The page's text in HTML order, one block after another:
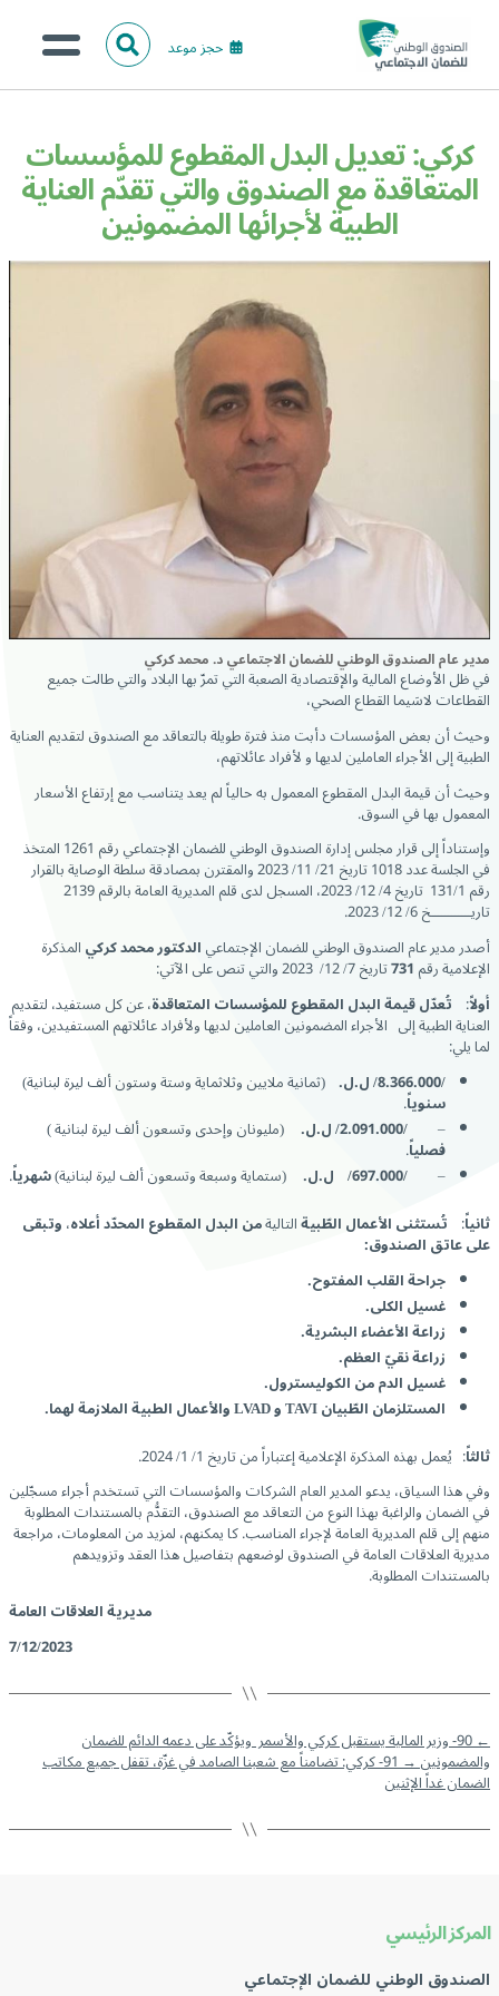
حجز موعد ا
ل
ث
الخدمات الالكترونية
المركز الإعلامي
تواصل معنا
البحث
كركي: تعديل البدل المقطوع للمؤسسات
المتعاقدة مع الصندوق والتي تقدّم العناية
الطبية لأجرائها المضمونين
مدير عام الصندوق الوطني للضمان الاجتماعي د. محمد كركي
في ظل الأوضاع المالية والإقتصادية الصعبة التي تمرّ بها البلاد والتي طالت جميع
القطاعات لاسَيما القطاع الصحي،
وحيث أن بعض المؤسسات دأبت منذ فترة طويلة بالتعاقد مع الصندوق لتقديم العناية
الطبية إلى الأجراء العاملين لديها و لأفراد عائلاتهم،
وحيث أن قيمة البدل المقطوع المعمول به حالياً لم يعد يتناسب مع إرتفاع الأسعار
المعمول بها في السوق.
وإستناداً إلى قرار مجلس إدارة الصندوق الوطني للضمان الإجتماعي رقم 1261 المتخذ
في الجلسة عدد 1018 تاريخ 21/ 11/ 2023 والمقترن بمصادقة سلطة الوصاية بالقرار
رقم 131/1 تاريخ 4/ 12/ 2023، المسجل لدى قلم المديرية العامة بالرقم 2139
تاريــــــــــــخ 6/ 12/ 2023.
أصدر مدير عام الصندوق الوطني للضمان الإجتماعيالدكتور محمد كركيالمذكرة
الإعلامية رقم731تاريخ 7/ 12/ 2023 والتي تنص على الآتي:
أولاً: تُعدّل قيمة البدل المقطوع للمؤسسات المتعاقدة، عن كل مستفيد، لتقديم
العناية الطبية إلى الأجراء المضمونين العاملين لديها ولأفراد عائلاتهم المستفيدين، وفقاً
لما يلي:
/8.366.000/ ل.ل.
(ثمانية ملايين وثلاثماية وستة وستون ألف ليرة لبنانية)
سنوياً.
– /2.091.000/ ل.ل. (مليونان وإحدى وتسعون ألف ليرة لبنانية )
فصلياً.
– /697.000/ ل.ل. (ستماية وسبعة وتسعون ألف ليرة لبنانية)شهرياً.
ثانياً: تُستثنى الأعمال الطّبيةالتاليةمن البدل المقطوع المحدّد أعلاه،وتبقى
على عاتق الصندوق:
جراحة القلب المفتوح.
غسيل الكلى.
زراعة الأعضاء البشرية.
زراعة نقيّ العظم.
غسيل الدم من الكوليسترول.
المستلزمان الطّبيانTAVIوLVADوالأعمال الطبية الملازمة لهما.
ثالثاً: يُعمل بهذه المذكرة الإعلامية إعتباراً من تاريخ 1/ 1/ 2024.
وفي هذا السياق، يدعو المدير العام الشركات والمؤسسات التي تستخدم أجراء مسجّلين
في الضمان والراغبة بهذا النوع من التعاقد مع الصندوق، التقدُّم بالمستندات المطلوبة
منهم إلى قلم المديرية العامة لإجراء المناسب. كا يمكنهم، لمزيد من المعلومات، مراجعة
مديرية العلاقات العامة في الصندوق لوضعهم بتفاصيل هذا العقد وتزويدهم
بالمستندات المطلوبة.
مديرية العلاقات العامة
7/12/2023
← 90- وزير المالية يستقبل كركي والأسمر ويؤكّد على دعمه الدائم للضمان
والمضمونين→ 91- كركي: تضامناً مع شعبنا الصامد في غزّة، تقفل جميع مكاتب
الضمان غداً الإثنين
المركز الرئيسي
الصندوق الوطني للضمان الإجتماعي